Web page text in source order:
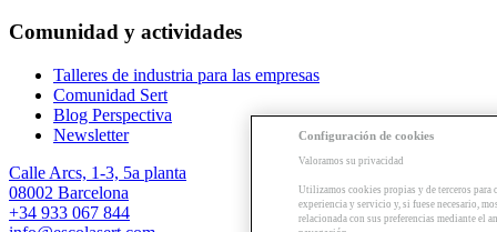
Comunidad y actividades
Talleres de industria para las empresas
Comunidad Sert
Blog Perspectiva
Newsletter
Calle Arcs, 1-3, 5a planta
08002 Barcelona
+34 933 067 844
Configuración de cookies
Valoramos su privacidad
Utilizamos cookies propias y de terceros para
experiencia y servicio y, si fuese necesario,
relacionada con sus preferencias mediante el